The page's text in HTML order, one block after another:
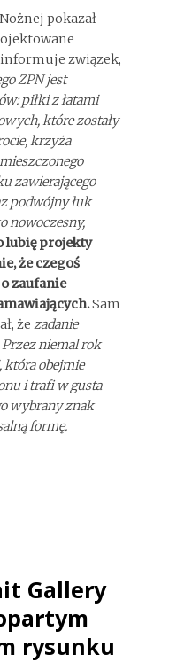
pokazał
informuje związek,
ZPN jest
piłki z łatami
które zostały
krzyża
zawierającego
podwójny łuk
nowoczesny,
lubię projekty
że czegoś
zaufanie
Sam
że zadanie
niemal rok
obejmie
i trafi w gusta
wybrany znak
formę.
Gallery
rysunku